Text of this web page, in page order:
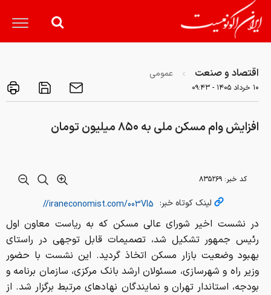
اقتصاد و صنعت عمومی
۱۰ خرداد ۱۴۰۵ - ۰۹:۴۳
افزایش وام مسکن ملی به ۸۵۰ میلیون تومان
کد خبر: ۸۳۵۲۶۹
لینک کوتاه خبر:
در نشست اخیر شورای عالی مسکن که به ریاست معاون اول
رئیس جمهور تشکیل شد، تصمیمات قابل توجهی در راستای
بهبود وضعیت بازار مسکن اتخاذ گردید. این نشست با حضور
وزیر راه و شهرسازی، مسئولان ارشد بانک مرکزی، سازمان برنامه و
بودجه، استاندار تهران و نمایندگان نهادهای مرتبط برگزار شد. از